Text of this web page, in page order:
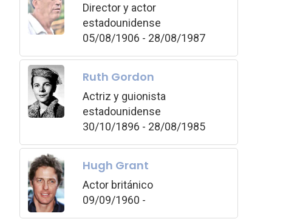
Director y actor
estadounidense
05/08/1906 - 28/08/1987
Ruth Gordon
Actriz y guionista
estadounidense
30/10/1896 - 28/08/1985
Hugh Grant
Actor británico
09/09/1960 -